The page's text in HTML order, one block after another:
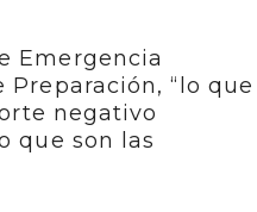
Emergencia
“lo que
negativo
que son las